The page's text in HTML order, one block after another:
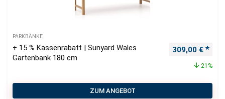
PARKBÄNKE
+ 15 % Kassenrabatt | Sunyard Wales
Gartenbank 180 cm
309,00 €
21%
ZUM ANGEBOT